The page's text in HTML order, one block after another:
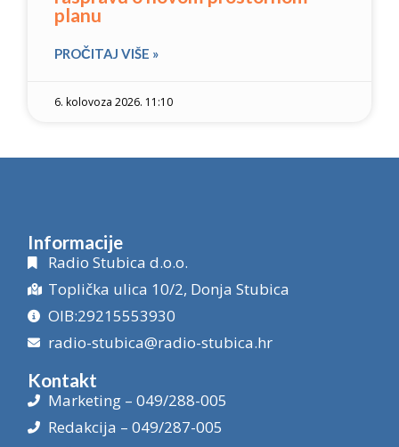
planu
PROČITAJ VIŠE »
6. kolovoza 2026. 11:10
Informacije
Radio Stubica d.o.o.
Toplička ulica 10/2, Donja Stubica
OIB:29215553930
radio-stubica@radio-stubica.hr
Kontakt
Marketing – 049/288-005
Redakcija – 049/287-005